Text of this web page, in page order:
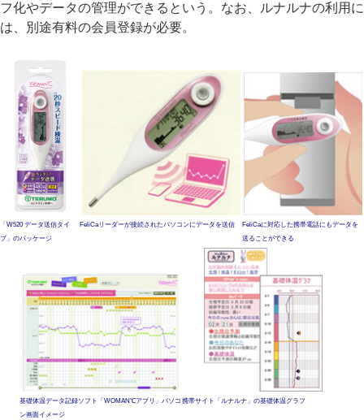
フ化やデータの管理ができるという。なお、ルナルナの利用に
は、別途有料の会員登録が必要。
「W520 データ送信タイ
プ」のパッケージ
FeliCaリーダーが接続されたパソコンにデータを送信
FeliCaに対応した携帯電話にもデータを
送ることができる
基礎体温データ記録ソフト「WOMAN℃アプリ」パソコ
ン画面イメージ
携帯サイト「ルナルナ」の基礎体温グラフ